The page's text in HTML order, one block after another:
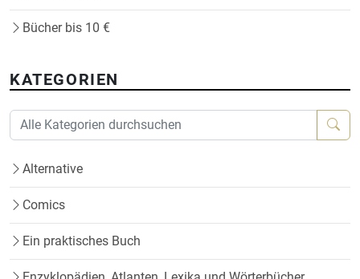
Bücher bis 10 €
KATEGORIEN
Alternative
Comics
Ein praktisches Buch